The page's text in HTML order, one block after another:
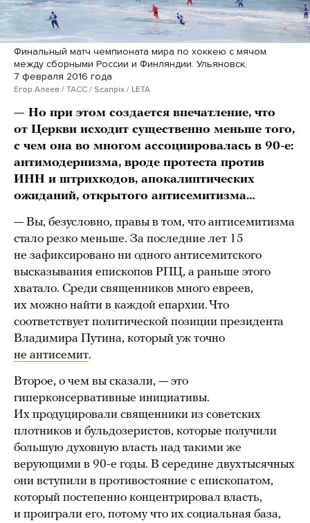
Финальный матч чемпионата мира по хоккею с мячом
между сборными России и Финляндии. Ульяновск,
7 февраля 2016 года
Егор Алеев / ТАСС / Scanpix / LETA
— Но при этом создается впечатление, что
от Церкви исходит существенно меньше того,
с чем она во многом ассоциировалась в 90-е:
антимодернизма, вроде протеста против
ИНН и штрихкодов, апокалиптических
ожиданий, открытого антисемитизма…
— Вы, безусловно, правы в том, что антисемитизма
стало резко меньше. За последние лет 15
не зафиксировано ни одного антисемитского
высказывания епископов РПЦ, а раньше этого
хватало. Среди священников много евреев,
их можно найти в каждой епархии. Что
соответствует политической позиции президента
Владимира Путина, который уж точно
не антисемит.
Второе, о чем вы сказали, — это
гиперконсервативные инициативы.
Их продуцировали священники из советских
плотников и бульдозеристов, которые получили
большую духовную власть над такими же
верующими в 90-е годы. В середине двухтысячных
они вступили в противостояние с епископатом,
который постепенно концентрировал власть,
и проиграли его, потому что их социальная база,